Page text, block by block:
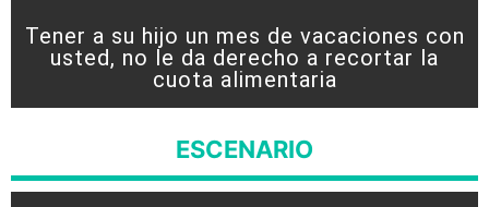
Tener a su hijo un mes de vacaciones con
usted, no le da derecho a recortar la
cuota alimentaria
ESCENARIO